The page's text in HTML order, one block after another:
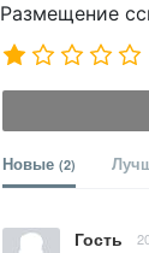
Размещение
Новые (2)
Гость